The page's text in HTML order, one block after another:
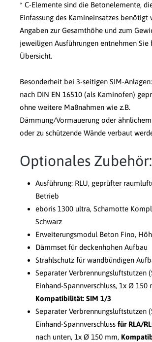
* C-Elemente sind die Betonelemente,
Einfassung des Kamineinsatzes benötigt
Angaben zur Gesamthöhe und zum
jeweiligen Ausführungen entnehmen Sie
Übersicht.
Besonderheit bei 3-seitigen SIM-
nach DIN EN 16510 (als Kaminofen)
ohne weitere Maßnahmen wie z.B.
Dämmung/Vormauerung oder
oder zu schützende Wände verbaut
Optionales Zubehör:
Ausführung: RLU, geprüfter
Betrieb
eboris 1300 ultra, Schamotte
Schwarz
Erweiterungsmodul Beton Fino,
Dämmset für deckenhohen Aufbau
Strahlschutz für wandbündigen
Separater Verbrennungsluftstutzen
Einhand-Spannverschluss, 1x Ø 150
Kompatibilität: SIM 1/3
Separater Verbrennungsluftstutzen
Einhand-Spannverschluss für RLA/
nach unten, 1x Ø 150 mm,